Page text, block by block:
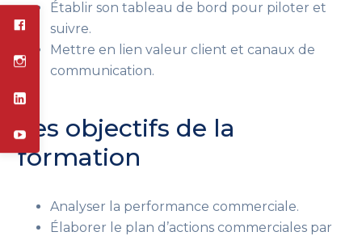
Établir son tableau de bord pour piloter et
suivre.
Mettre en lien valeur client et canaux de
communication.
Les objectifs de la
formation
Analyser la performance commerciale.
Élaborer le plan d’actions commerciales par